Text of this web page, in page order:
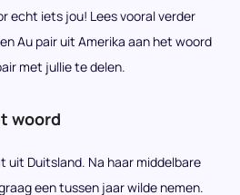
echt iets jou! Lees vooral verder
Au pair uit Amerika aan het woord
met jullie te delen.
woord
uit Duitsland. Na haar middelbare
een tussen jaar wilde nemen.